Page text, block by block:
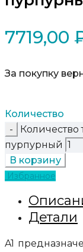
7719,00
За покупку
Количество
Количество
пурпурный
В корзину
Избранное
Детали
A1